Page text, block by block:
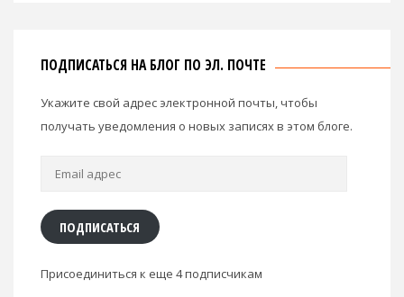
ПОДПИСАТЬСЯ НА БЛОГ ПО ЭЛ. ПОЧТЕ
Укажите свой адрес электронной почты, чтобы
получать уведомления о новых записях в этом блоге.
Email
ПОДПИСАТЬСЯ
Присоединиться к еще 4 подписчикам